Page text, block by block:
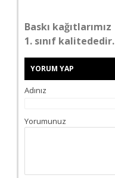
Baskı kağıtlarımız
1. sınıf kalitededir.
YORUM YAP
Adınız
Yorumunuz